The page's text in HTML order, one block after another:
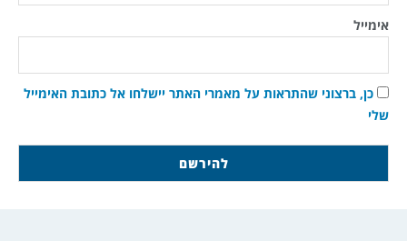
אימייל
כן, ברצוני שהתראות על מאמרי האתר יישלחו אל כתובת האימייל
שלי